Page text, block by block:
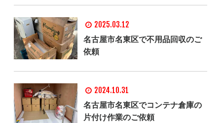
2025.03.12
名古屋市名東区で不用品回収のご
依頼
2024.10.31
名古屋市名東区でコンテナ倉庫の
片付け作業のご依頼